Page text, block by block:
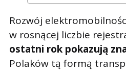
Rozwój
w rosnącej liczbie
ostatni rok pokazują
Polaków tą formą